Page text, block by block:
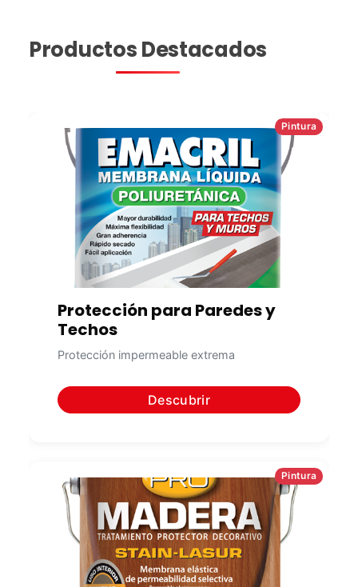
Productos Destacados
Pintura
Protección para Paredes y
Techos
Protección impermeable extrema
Descubrir
Pintura